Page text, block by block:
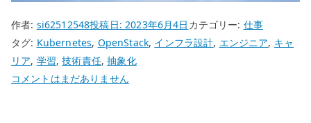
作者: si62512548投稿日:2023年6月4日 カテゴリー: 仕事
タグ: Kubernetes, OpenStack, インフラ設計, エンジニア, キャ
リア, 学習,技術責任,抽象化
エ
コメントはまだありません